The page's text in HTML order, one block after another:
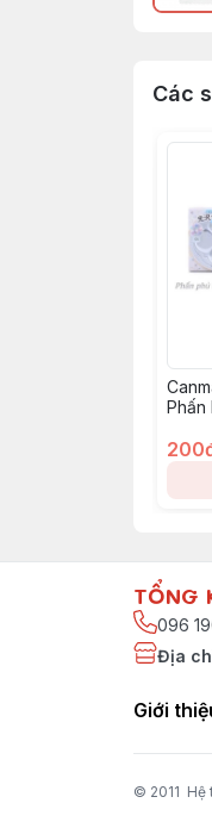
Các
Phấn
TỔNG
096
Địa
Giới
© 2011 Hệ